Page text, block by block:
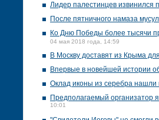
Лидер палестинцев извинился
После пятничного намаза
Ко Дню Победы более тысячи
04 мая 2018 года, 14:59
В Москву доставят из Крыма
Впервые в новейшей истории
Оклад иконы из серебра нашли
Предполагаемый организатор
10:01